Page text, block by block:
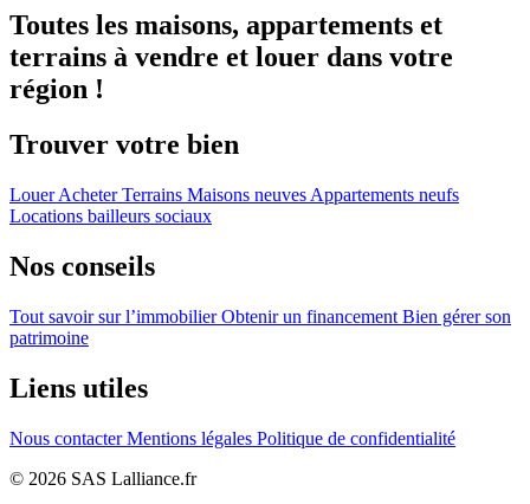
Toutes les maisons, appartements et
terrains à vendre et louer dans votre
région !
Trouver votre bien
LouerAcheterTerrains Maisons neuves Appartements neufs
Locations bailleurs sociaux
Nos conseils
Tout savoir sur l’immobilierObtenir un financement Bien gérer son
patrimoine
Liens utiles
Nous contacterMentions légales Politique de confidentialité
© 2026 SAS Lalliance.fr